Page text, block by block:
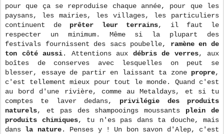
pour que ça se reproduise chaque année, pour que les
paysans, les mairies, les villages, les particuliers
continuent de prêter leur terrains, il faut le
respecter un minimum. Même si la plupart des
festivals fournissent des sacs poubelle, ramène en de
ton côté aussi. Attentions aux débris de verres, aux
boîtes de conserves avec lesquelles on peut se
blesser, essaye de partir en laissant ta zone propre,
c'est tellement mieux pour tout le monde. Quand c'est
au bord d'une rivière, comme au Metaldays, et si tu
comptes te laver dedans, privilégie des produits
naturels, et pas des shampooings moussants plein de
produits chimiques, tu n'es pas dans ta douche, mais
dans la nature. Penses y ! Un bon savon d'Alep, c'est